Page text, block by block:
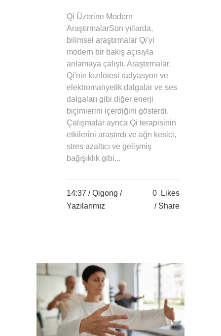
Qi Üzerine Modern
AraştırmalarSon yıllarda,
bilimsel araştırmalar Qi'yi
modern bir bakış açısıyla
anlamaya çalıştı. Araştırmalar,
Qi'nin kızılötesi radyasyon ve
elektromanyetik dalgalar ve ses
dalgaları gibi diğer enerji
biçimlerini içerdiğini gösterdi.
Çalışmalar ayrıca Qi terapisinin
etkilerini araştırdı ve ağrı kesici,
stres azaltıcı ve gelişmiş
bağışıklık gibi...
14:37 /Qigong /
Yazılarımız
0
Likes
Share